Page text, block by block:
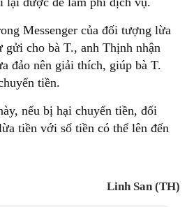
Messenger của đối tượng lừa
gửi cho bà T., anh Thịnh nhận
đảo nên giải thích, giúp bà T.
tiền.
nếu bị hại chuyển tiền, đối
tiền với số tiền có thể lên đến
Linh San (TH)